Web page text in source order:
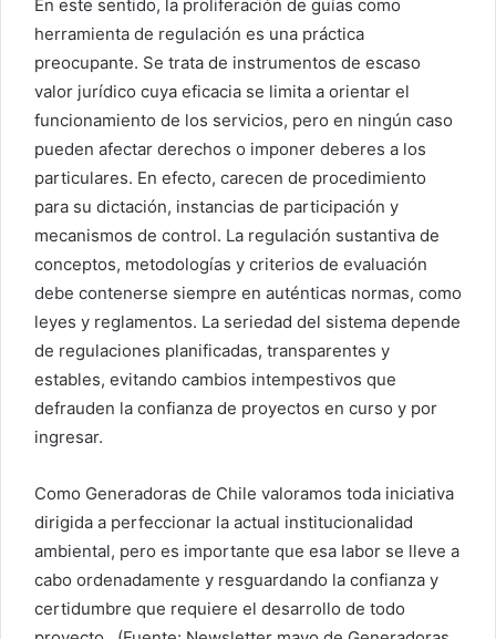
En este sentido, la proliferación de guías como
herramienta de regulación es una práctica
preocupante. Se trata de instrumentos de escaso
valor jurídico cuya eficacia se limita a orientar el
funcionamiento de los servicios, pero en ningún caso
pueden afectar derechos o imponer deberes a los
particulares. En efecto, carecen de procedimiento
para su dictación, instancias de participación y
mecanismos de control. La regulación sustantiva de
conceptos, metodologías y criterios de evaluación
debe contenerse siempre en auténticas normas, como
leyes y reglamentos. La seriedad del sistema depende
de regulaciones planificadas, transparentes y
estables, evitando cambios intempestivos que
defrauden la confianza de proyectos en curso y por
ingresar.
Como Generadoras de Chile valoramos toda iniciativa
dirigida a perfeccionar la actual institucionalidad
ambiental, pero es importante que esa labor se lleve a
cabo ordenadamente y resguardando la confianza y
certidumbre que requiere el desarrollo de todo